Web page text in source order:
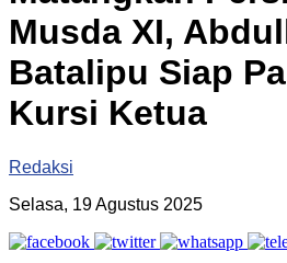
Musda XI,
Batalipu Siap
Kursi Ketua
Redaksi
Selasa, 19 Agustus 2025